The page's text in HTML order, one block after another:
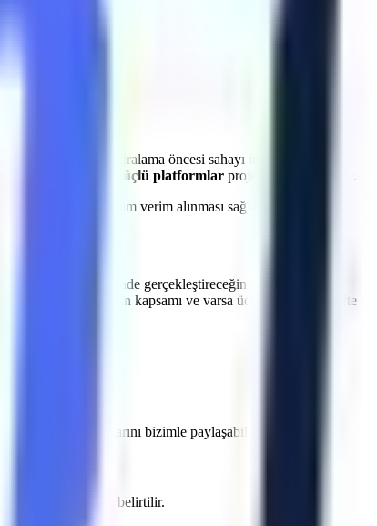
önüne geçiyoruz.
uzman ekibimiz, kiralama öncesi sahayı inceleyerek en
araziye uygun güçlü platformlar projenize yönlendirilir.
maksimum verim alınması sağlanır.
genelinde gerçekleştireceğiniz dış cephe
saha incelemesinin kapsamı ve varsa ücretini yazılı teklifte
projenizin detaylarını bizimle paylaşabilirsiniz.
yazılı teklifte belirtilir.